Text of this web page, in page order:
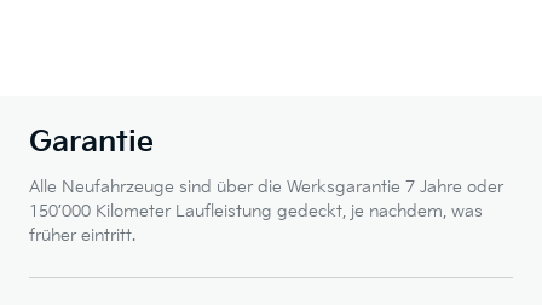
Garantie
Alle Neufahrzeuge sind über die Werksgarantie 7 Jahre oder
150’000 Kilometer Laufleistung gedeckt, je nachdem, was
früher eintritt.